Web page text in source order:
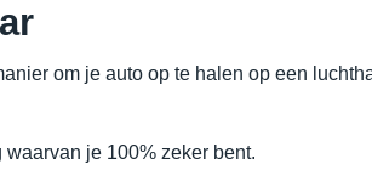
om je auto op te halen op een
je 100% zeker bent.